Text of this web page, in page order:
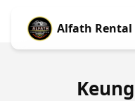
Alfath Rental